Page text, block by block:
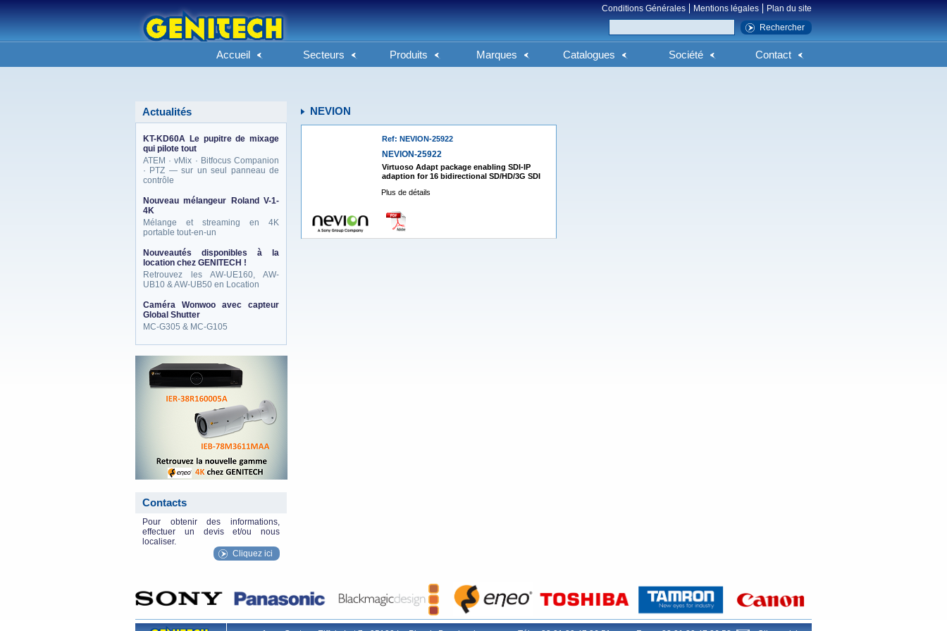
Conditions Générales Mentions légales Plan du site
Accueil Secteurs Produits Marques Catalogues Société Contact
Actualités
KT-KD60A Le pupitre de mixage
qui pilote tout
ATEM · vMix · Bitfocus Companion
· PTZ — sur un seul panneau de
contrôle
Nouveau mélangeur Roland V-1-
4K
Mélange et streaming en 4K
portable tout-en-un
Nouveautés disponibles à la
location chez GENITECH !
Retrouvez les AW-UE160, AW-
UB10 & AW-UB50 en Location
Caméra Wonwoo avec capteur
Global Shutter
MC-G305 & MC-G105
Contacts
Pour obtenir des informations,
effectuer un devis et/ou nous
localiser.
Cliquez ici
NEVION
Ref: NEVION-25922
NEVION-25922
Virtuoso Adapt package enabling SDI-IP
adaption for 16 bidirectional SD/HD/3G SDI
Plus de détails